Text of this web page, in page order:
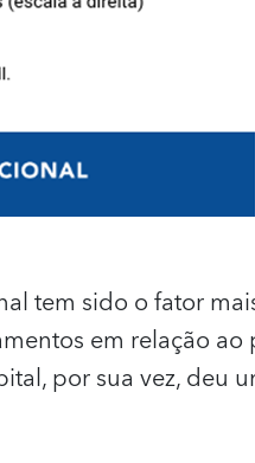
tem sido o fator
em relação ao
por sua vez, deu